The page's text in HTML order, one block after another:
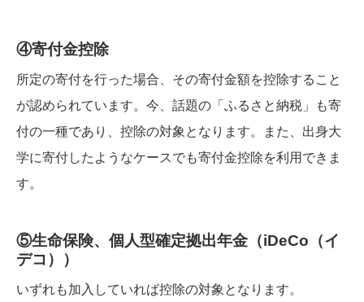
④寄付金控除
所定の寄付を行った場合、その寄付金額を控除すること
が認められています。今、話題の「ふるさと納税」も寄
付の一種であり、控除の対象となります。また、出身大
学に寄付したようなケースでも寄付金控除を利用できま
す。
⑤生命保険、個人型確定拠出年金（iDeCo（イ
デコ））
いずれも加入していれば控除の対象となります。